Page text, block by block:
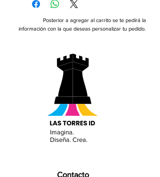
Posterior a agregar al carrito se te pedirá la
información con la que deseas personalizar tu pedido.
Imagina.
Diseña. Crea.
Contacto